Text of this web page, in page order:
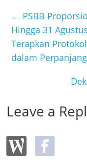
o
o
k
t
e
r
e
← PSBB
Hingga 31
Terapkan
dalam
Leave a